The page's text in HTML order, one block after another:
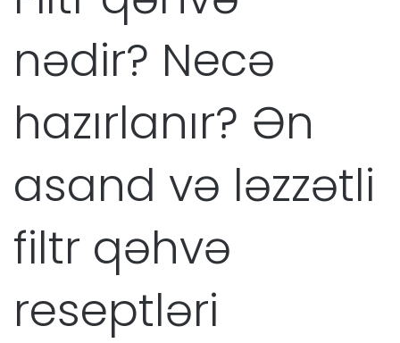
nədir? Necə
hazırlanır? Ən
asand və ləzzətli
filtr qəhvə
reseptləri